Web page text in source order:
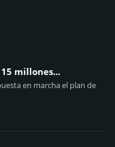
millones...
en marcha el plan de